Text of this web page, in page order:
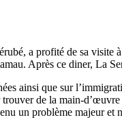
a profité de sa visite
Après ce diner, La
ainsi que sur
de la main-
un problème majeur